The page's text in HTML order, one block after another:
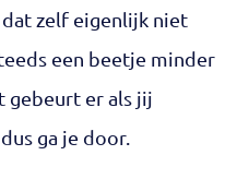
dat zelf eigenlijk niet
een beetje minder
gebeurt er als jij
ga je door.